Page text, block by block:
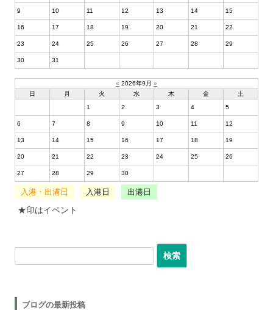
9 10 11 12 13 14 15
16 17 18 19 20 21 22
23 24 25 26 27 28 29
30 31
« 2026年9月 »
日
月 火 水 木 金
土
1
2 3 4 5
6 7 8 9 10 11 12
13 14 15 16 17 18 19
20 21 22 23 24 25 26
27 28 29 30
入港・出港日 入港日 出港日
★印はイベント
検索:
ブログの最新投稿